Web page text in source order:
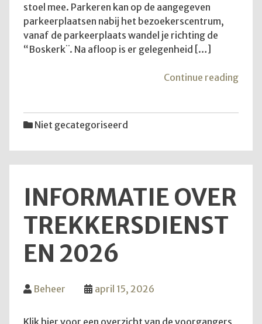
stoel mee. Parkeren kan op de aangegeven
parkeerplaatsen nabij het bezoekerscentrum,
vanaf de parkeerplaats wandel je richting de
“Boskerk¨. Na afloop is er gelegenheid […]
Continue reading
Niet gecategoriseerd
INFORMATIE OVER
TREKKERSDIENST
EN 2026
Beheer april 15, 2026